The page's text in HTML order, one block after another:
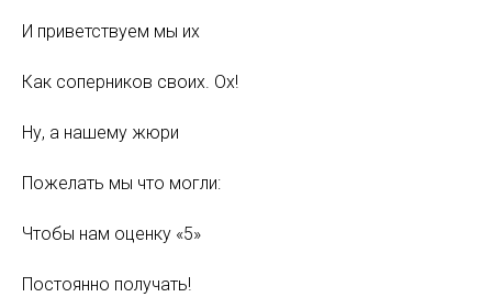
И приветствуем мы их
Как соперников своих. Ох!
Ну, а нашему жюри
Пожелать мы что могли:
Чтобы нам оценку «5»
Постоянно получать!